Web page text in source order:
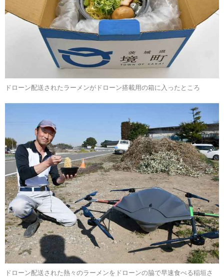
ドローン配送されたラーメンがドローン搭載用の箱に入ったところ
ドローン配送された熱々のラーメンをドローンの脇で早速食べる稲垣さ